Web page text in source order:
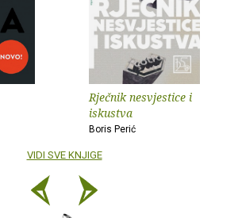
Rječnik nesvjestice i
iskustva
Boris Perić
VIDI SVE KNJIGE